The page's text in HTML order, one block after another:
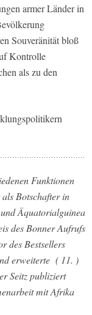
armer Länder in
Souveränität bloß
Kontrolle
als zu den
Funktionen
Botschafter in
Äquatorialguinea
des Bonner Aufrufs
des Bestsellers
erweiterte ( 11. )
Seitz publiziert
mit Afrika